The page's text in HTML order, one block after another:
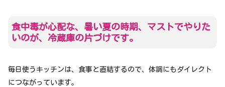
食中毒が心配な、暑い夏の時期、マストでやりた
いのが、冷蔵庫の片づけです。
毎日使うキッチンは、食事と直結するので、体調にもダイレクト
につながっています。